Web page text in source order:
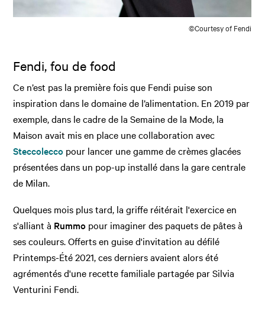
©Courtesy of Fendi
Fendi, fou de food
Ce n’est pas la première fois que Fendi puise son
inspiration dans le domaine de l’alimentation. En 2019 par
exemple, dans le cadre de la Semaine de la Mode, la
Maison avait mis en place une collaboration avec
Steccolecco pour lancer une gamme de crèmes glacées
présentées dans un pop-up installé dans la gare centrale
de Milan.
Quelques mois plus tard, la griffe réitérait l'exercice en
s'alliant à Rummo pour imaginer des paquets de pâtes à
ses couleurs. Offerts en guise d'invitation au défilé
Printemps-Été 2021, ces derniers avaient alors été
agrémentés d'une recette familiale partagée par Silvia
Venturini Fendi.